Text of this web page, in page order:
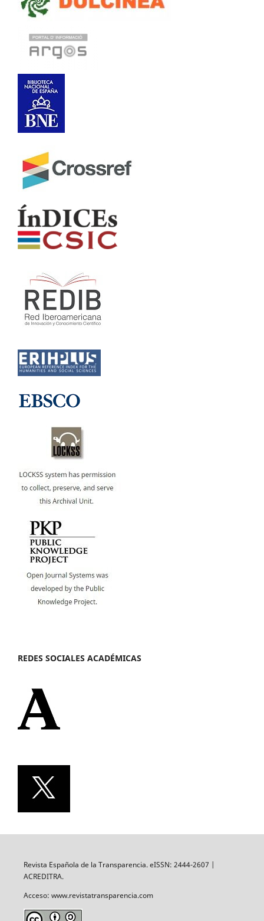
REDES SOCIALES ACADÉMICAS
Revista Española de la Transparencia. eISSN: 2444-2607 |
ACREDITRA.
Acceso: www.revistatransparencia.com